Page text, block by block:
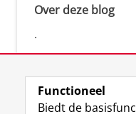
Over deze blog
.
Functioneel
Biedt de